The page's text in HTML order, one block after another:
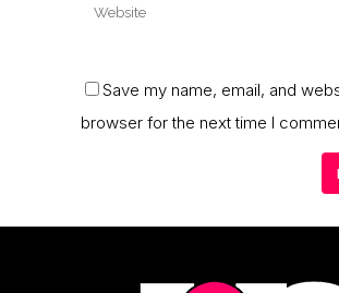
Save my name, email, and
browser for the next time I